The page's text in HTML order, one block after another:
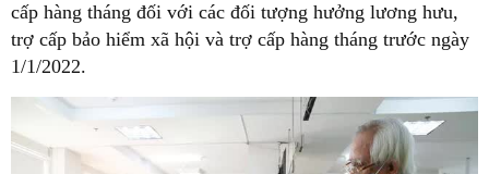
cấp hàng tháng đối với các đối tượng hưởng lương hưu,
trợ cấp bảo hiểm xã hội và trợ cấp hàng tháng trước ngày
1/1/2022.